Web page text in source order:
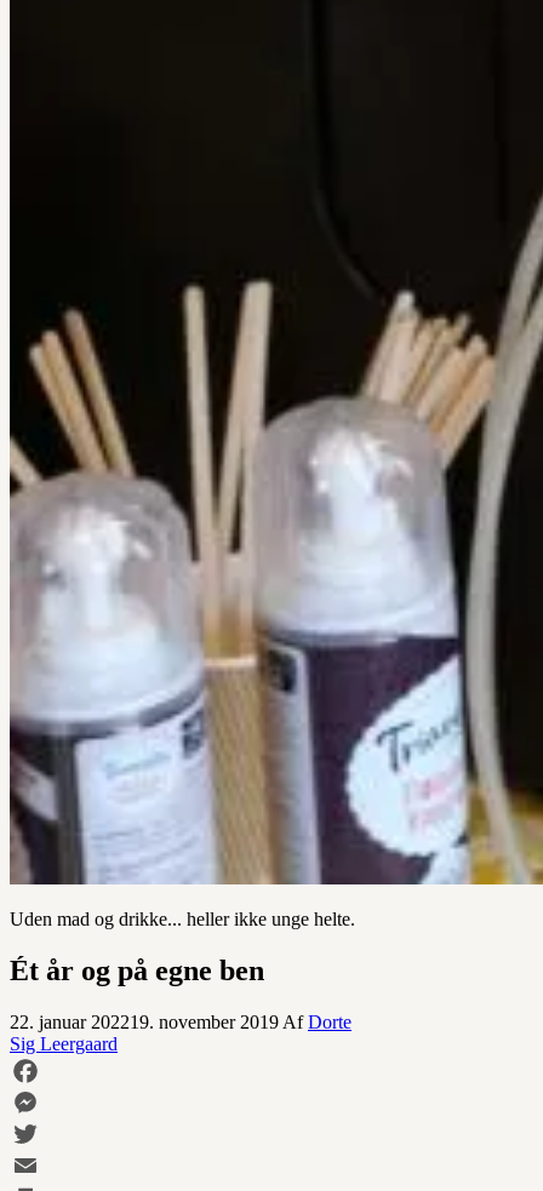
Uden mad og drikke... heller ikke unge helte.
Ét år og på egne ben
22. januar 202219. november 2019 AfDorte
Sig Leergaard
Facebook
Messenger
Twitter